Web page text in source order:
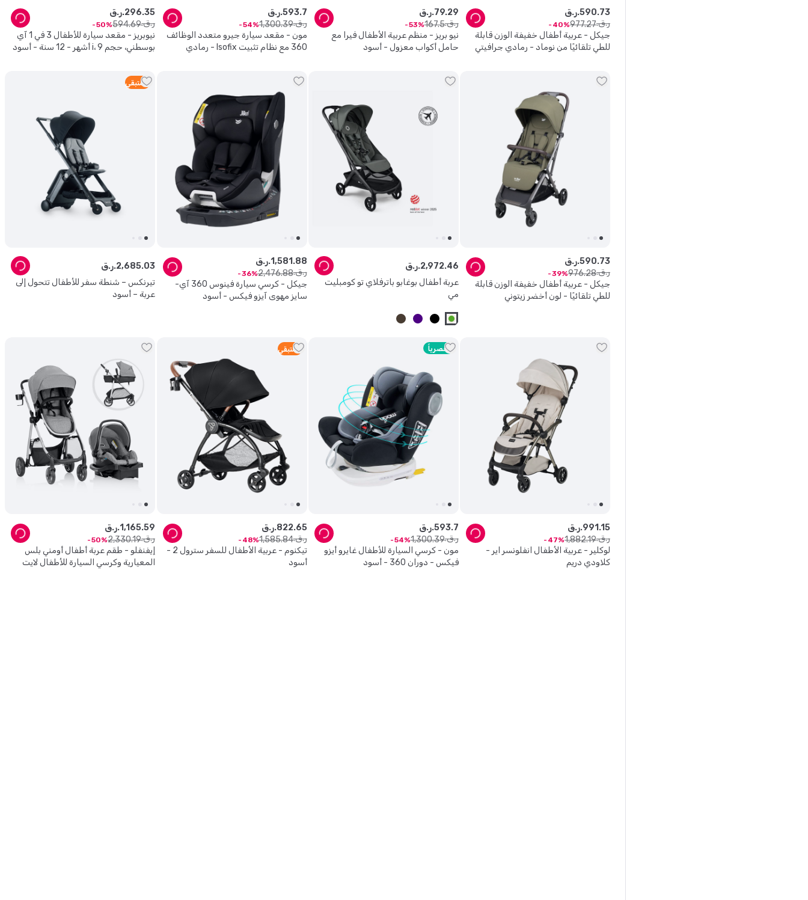
جيكل - عربية أطفال خفيفة الوزن قابلة
للطي تلقائيًا من نوماد - رمادي جرافيتي
ر.ق.590.73
ر.ق.
977.27
40
نيو بريز - منظم عربية الأطفال فيرا مع
حامل أكواب معزول - أسود
ر.ق.79.29
ر.ق.
167.5
53
مون - مقعد سيارة جيرو متعدد الوظائف
360 مع نظام تثبيت Isofix - رمادي
ر.ق.593.7
ر.ق.
1,300.39
54
نيوبريز - مقعد سيارة للأطفال 3 في 1 آي
بوسطني، حجم i، 9 أشهر - 12 سنة - أسود
ر.ق.296.35
ر.ق.
594.69
50
جيكل - عربية أطفال خفيفة الوزن قابلة
للطي تلقائيًا - لون أخضر زيتوني
ر.ق.590.73
ر.ق.
976.28
39
عربة أطفال بوغابو باترفلاي تو كومبليت
مي
ر.ق.2,972.46
جيكل - كرسي سيارة فينوس 360 آي-
سايز مهوى آيزو فيكس - أسود
ر.ق.1,581 .88
ر.ق.
2,476.88
36
3 متبقي
تيرنكس – شنطة سفر للأطفال تتحول إلى
عربة – أسود
ر.ق.2,685.03
لوكلير - عربية الأطفال انفلونسر اير -
كلاودي دريم
ر.ق.991 .15
ر.ق.
1,882.19
47
حصرياً
مون - كرسي السيارة للأطفال غايرو أيزو
فيكس - دوران 360 - أسود
ر.ق.593.7
ر.ق.
1,300.39
54
5 متبقي
تيكنوم - عربية الأطفال للسفر سترول 2 -
أسود
ر.ق.822.65
ر.ق.
1,585.84
48
إيفنفلو - طقم عربة أطفال أومني بلس
المعيارية وكرسي السيارة للأطفال لايت
ر.ق.1,165.59
ر.ق.
2,330.19
50